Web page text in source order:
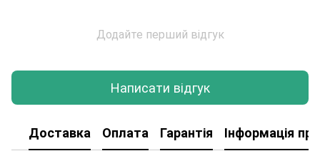
Додайте перший відгук
Написати відгук
Доставка Оплата Гарантія Інформація